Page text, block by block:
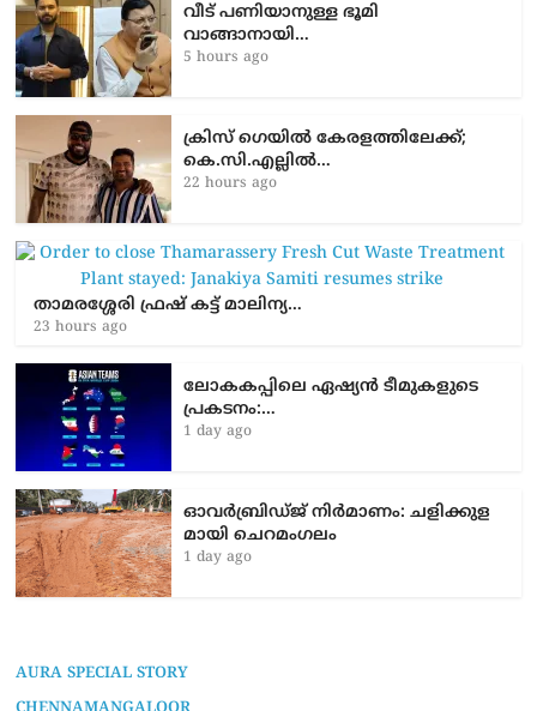
വീട് പണിയാനുള്ള ഭൂമി
വാങ്ങാനായി…
5 hours ago
ക്രിസ് ഗെയിൽ കേരളത്തിലേക്ക്;
കെ.സി.എല്ലിൽ…
22 hours ago
താമരശ്ശേരി ഫ്രഷ് കട്ട് മാലിന്യ…
23 hours ago
ലോകകപ്പിലെ ഏഷ്യന്‍ ടീമുകളുടെ
പ്രകടനം:…
1 day ago
ഓവർബ്രിഡ്ജ് നിർമാണം: ച​ളി​ക്കു​ള​
മാ​യി ചെ​റ​മം​ഗ​ലം
1 day ago
AURA SPECIAL STORY